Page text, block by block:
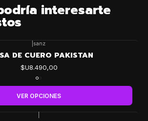
interesarte
sanz
DE CUERO PAKISTAN
$U8.490,00
VER OPCIONES